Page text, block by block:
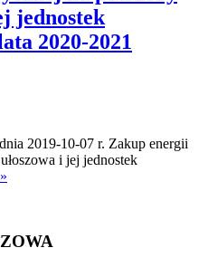
jednostek
2020-2021
2019-10-07 r. Zakup energii
i jej jednostek